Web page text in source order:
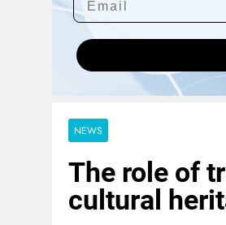
NEWS
The role of
cultural